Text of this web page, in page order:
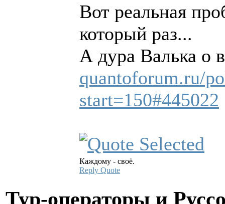
Вот реальная
который раз...
А дура Валька о
quantoforum.ru/
start=150#445022
Каждому - своё.
Reply Quote
Тур-операторы и